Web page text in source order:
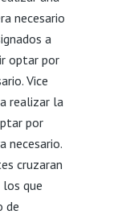
necesario
a
optar por
Vice
realizar la
por
necesario.
cruzaran
los que
de